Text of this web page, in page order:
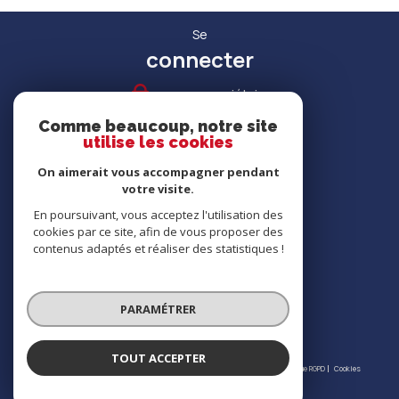
Se
connecter
espace propriétaire
Nous
© 2026 | Tous droits réservés | Traduction powered by Google |
Politique RGPD Cookies
Comme beaucoup, notre site
utilise les cookies
On aimerait vous accompagner pendant
votre visite.
En poursuivant, vous acceptez l'utilisation des
cookies par ce site, afin de vous proposer des
contenus adaptés et réaliser des statistiques !
PARAMÉTRER
TOUT ACCEPTER